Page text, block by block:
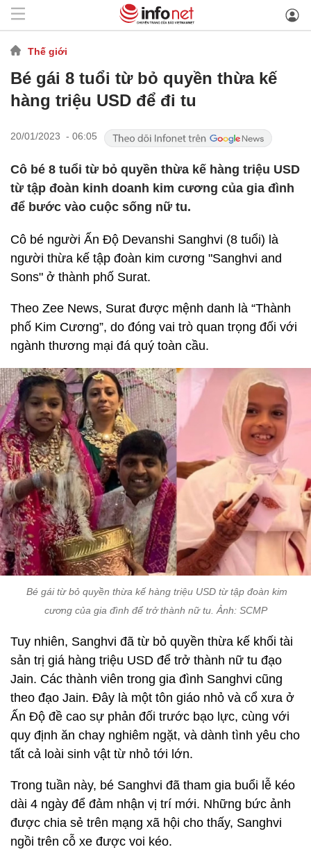
Thế giới
Bé gái 8 tuổi từ bỏ quyền thừa kế
hàng triệu USD để đi tu
20/01/2023 - 06:05
Cô bé 8 tuổi từ bỏ quyền thừa kế hàng triệu USD
từ tập đoàn kinh doanh kim cương của gia đình
để bước vào cuộc sống nữ tu.
Cô bé người Ấn Độ Devanshi Sanghvi (8 tuổi) là
người thừa kế tập đoàn kim cương "Sanghvi and
Sons" ở thành phố Surat.
Theo Zee News, Surat được mệnh danh là “Thành
phố Kim Cương”, do đóng vai trò quan trọng đối với
ngành thương mại đá quý toàn cầu.
Bé gái từ bỏ quyền thừa kế hàng triệu USD từ tập đoàn kim
cương của gia đình để trở thành nữ tu. Ảnh: SCMP
Tuy nhiên, Sanghvi đã từ bỏ quyền thừa kế khối tài
sản trị giá hàng triệu USD để trở thành nữ tu đạo
Jain. Các thành viên trong gia đình Sanghvi cũng
theo đạo Jain. Đây là một tôn giáo nhỏ và cổ xưa ở
Ấn Độ đề cao sự phản đối trước bạo lực, cùng với
quy định ăn chay nghiêm ngặt, và dành tình yêu cho
tất cả loài sinh vật từ nhỏ tới lớn.
Trong tuần này, bé Sanghvi đã tham gia buổi lễ kéo
dài 4 ngày để đảm nhận vị trí mới. Những bức ảnh
được chia sẻ trên mạng xã hội cho thấy, Sanghvi
ngồi trên cỗ xe được voi kéo.